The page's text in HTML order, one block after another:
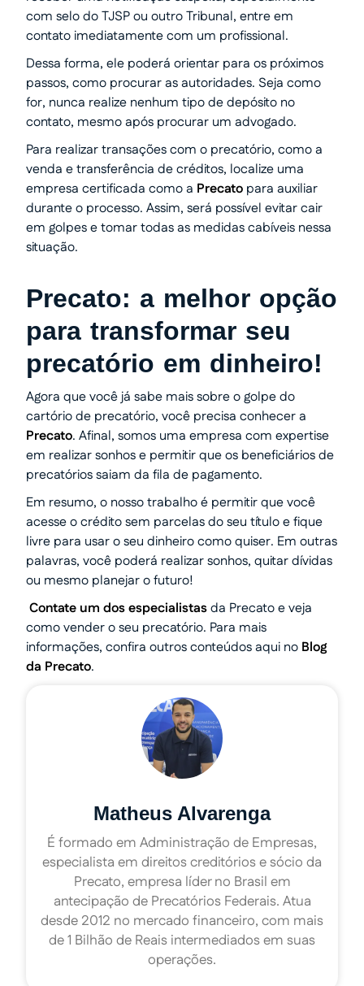
com selo do TJSP ou outro Tribunal, entre em
contato imediatamente com um profissional.
Dessa forma, ele poderá orientar para os próximos
passos, como procurar as autoridades. Seja como
for, nunca realize nenhum tipo de depósito no
contato, mesmo após procurar um advogado.
Para realizar transações com o precatório, como a
venda e transferência de créditos, localize uma
empresa certificada como a Precato para auxiliar
durante o processo. Assim, será possível evitar cair
em golpes e tomar todas as medidas cabíveis nessa
situação.
Precato: a melhor opção
para transformar seu
precatório em dinheiro!
Agora que você já sabe mais sobre o golpe do
cartório de precatório, você precisa conhecer a
Precato. Afinal, somos uma empresa com expertise
em realizar sonhos e permitir que os beneficiários de
precatórios saiam da fila de pagamento.
Em resumo, o nosso trabalho é permitir que você
acesse o crédito sem parcelas do seu título e fique
livre para usar o seu dinheiro como quiser. Em outras
palavras, você poderá realizar sonhos, quitar dívidas
ou mesmo planejar o futuro!
Contate um dos especialistasda Precato e veja
como vender o seu precatório. Para mais
informações, confira outros conteúdos aqui no Blog
da Precato.
Matheus Alvarenga
É formado em Administração de Empresas,
especialista em direitos creditórios e sócio da
Precato, empresa líder no Brasil em
antecipação de Precatórios Federais. Atua
desde 2012 no mercado financeiro, com mais
de 1 Bilhão de Reais intermediados em suas
operações.